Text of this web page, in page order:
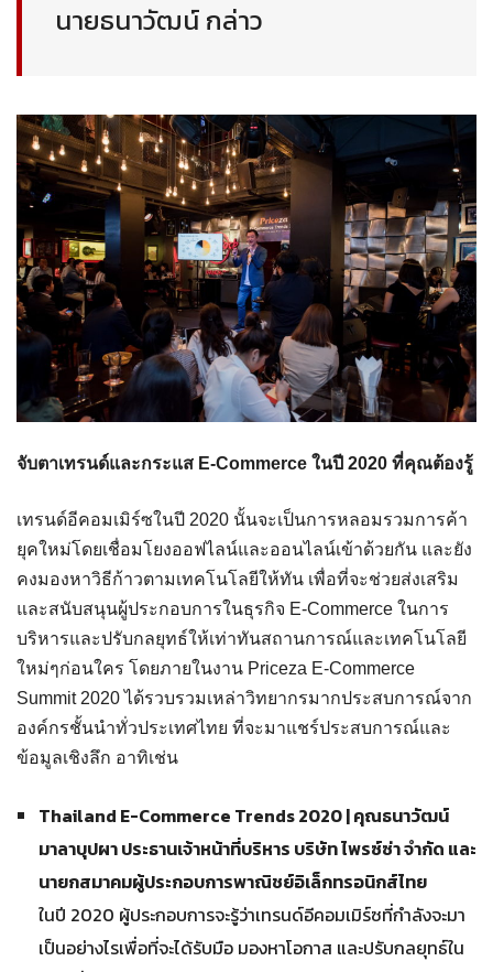
นายธนาวัฒน์ กล่าว
จับตาเทรนด์และกระแส E-Commerce ในปี 2020 ที่คุณต้องรู้
เทรนด์อีคอมเมิร์ซในปี 2020 นั้นจะเป็นการหลอมรวมการค้า
ยุคใหม่โดยเชื่อมโยงออฟไลน์และออนไลน์เข้าด้วยกัน และยัง
คงมองหาวิธีก้าวตามเทคโนโลยีให้ทัน เพื่อที่จะช่วยส่งเสริม
และสนับสนุนผู้ประกอบการในธุรกิจ E-Commerce ในการ
บริหารและปรับกลยุทธ์ให้เท่าทันสถานการณ์และเทคโนโลยี
ใหม่ๆก่อนใคร โดยภายในงาน Priceza E-Commerce
Summit 2020 ได้รวบรวมเหล่าวิทยากรมากประสบการณ์จาก
องค์กรชั้นนำทั่วประเทศไทย ที่จะมาแชร์ประสบการณ์และ
ข้อมูลเชิงลึก อาทิเช่น
Thailand E-Commerce Trends 2020 | คุณธนาวัฒน์
มาลาบุปผา ประธานเจ้าหน้าที่บริหาร บริษัท ไพรซ์ซ่า จำกัด และ
นายกสมาคมผู้ประกอบการพาณิชย์อิเล็กทรอนิกส์ไทย
ในปี 2020 ผู้ประกอบการจะรู้ว่าเทรนด์อีคอมเมิร์ซที่กำลังจะมา
เป็นอย่างไรเพื่อที่จะได้รับมือ มองหาโอกาส และปรับกลยุทธ์ใน